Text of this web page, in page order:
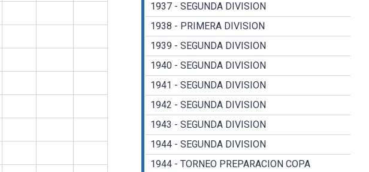
1937 - SEGUNDA DIVISION
1938 - PRIMERA DIVISION
1939 - SEGUNDA DIVISION
1940 - SEGUNDA DIVISION
1941 - SEGUNDA DIVISION
1942 - SEGUNDA DIVISION
1943 - SEGUNDA DIVISION
1944 - SEGUNDA DIVISION
1944 - TORNEO PREPARACION COPA